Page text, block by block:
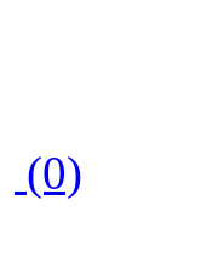
(0)